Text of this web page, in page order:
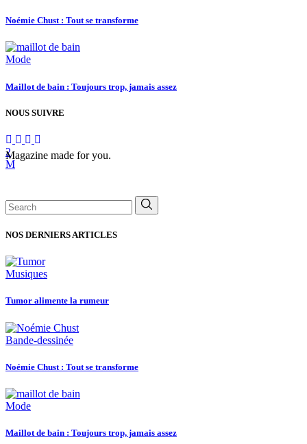
Noémie Chust : Tout se transforme
Mode
Maillot de bain : Toujours trop, jamais assez
NOUS SUIVRE
Magazine made for you.
Search
for:
NOS DERNIERS ARTICLES
Musiques
Tumor alimente la rumeur
Bande-dessinée
Noémie Chust : Tout se transforme
Mode
Maillot de bain : Toujours trop, jamais assez